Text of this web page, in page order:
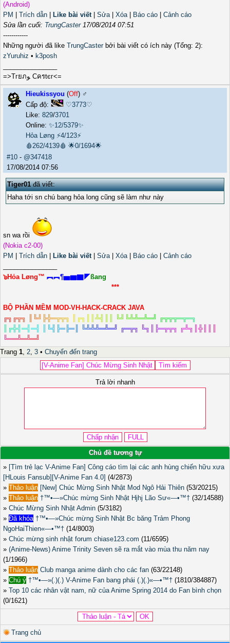
(Android)
PM
Trích dẫn Like bài viết| Sửa| Xóa| Báo cáo
Cảnh cáo
Sửa lần cuối: TrungCaster17/08/2014 07:51
------------
Những người đã like TrungCasterbởi bài viết có ích này (Tổng: 2):
zYuruhiz • k3posh
=>Tгยภﻮ Cครtєг<=
Hieukissyou (Off) ♂️
Cấp độ:
♡3773♡
Like: 829/3701
Online: ✨12/5379✨
Hỏa Løng ⚡4/123⚡
🩸262/4139🩸 🌟0/1694🌟
#10 - @347418
17/08/2014 07:56
Tiger01đã viết:
Haha tới sn chú bang hỏa long cũng sẽ làm như này
sn wa rồi
(Nokia c2-00)
PM
Trích dẫn Like bài viết| Sửa| Xóa| Báo cáo
Cảnh cáo
๖Hỏa Løng™ ︻︻¶▅▆▇◤ßang
***
BỘ PHẦN MỀM MOD-VH-HACK-CRACK JAVA
╔╗ ╔╦╗ ╚╝ ╠╬═╦╦╗ ╔╗ ╩╣ ╚╝ ╚╩╩═╩═╝ ╔╦╦╦═╦═╗
╔╬╣ ═╣ ═╣ ╚╣ ╠═╠═║ ╚╩╩╩═╩═╝ ╔═╦╗ ╚╗ ╠═╦╦╗ ╔╩╗ ╬║
╚══╩═╩═╝
Trang 1, 2, 3 • Chuyển đến trang
Trả lời nhanh
Chủ đề tương tự
» [Tìm trẻ lạc V-Anime Fan] Công cáo tìm lại các anh hùng chiến hữu xưa
[HLouis Fansub][V-Anime Fan 4.0] (4/2873)
» Thảo luận [New] Chúc Mừng Sinh Nhật Mod Ngô Hải Thiên (53/20215)
» Thảo luận †™•—»Chúc mừng Sinh Nhật Hjhj Lão Sư«—•™† (32/14588)
» Chúc Mừng Sinh Nhật Admin (5/3182)
» Đã khóa †™•—»Chúc mừng Sinh Nhật Bc băng Trảm Phong
NgoHaiThien«—•™† (14/8003)
» Chúc mừng sinh nhật forum chiase123.com (11/6595)
» (Anime-News) Anime Trinity Seven sẽ ra mắt vào mùa thu năm nay
(1/1966)
» Thảo luận Club manga anime dành cho các fan (63/22148)
» Chú ý †™•—»(.)(.) V-Anime Fan bang phái (.)(.)«—•™† (1810/384887)
» Top 10 các nhân vật nam, nữ của Anime Spring 2014 do Fan bình chọn
(0/1621)
Trang chủ